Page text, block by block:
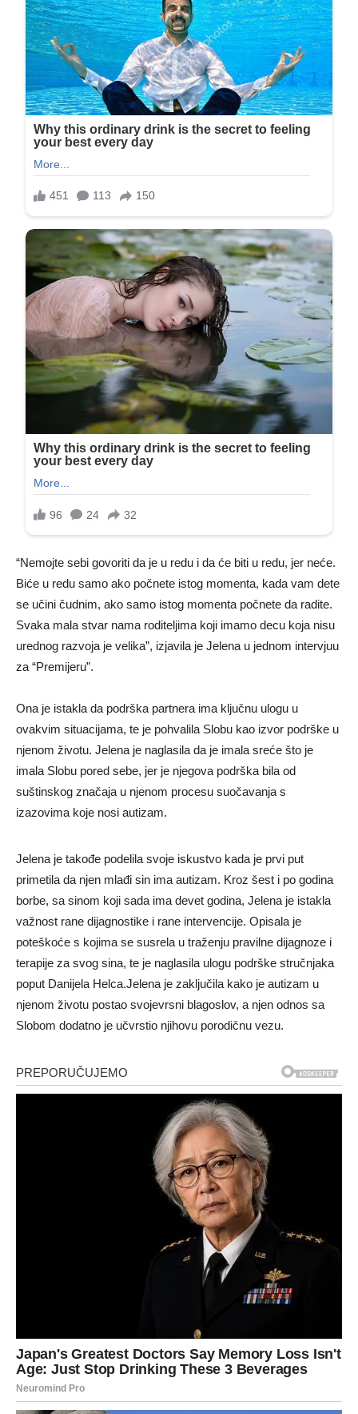
“Nemojte sebi govoriti da je u redu i da će biti u redu, jer neće.
Biće u redu samo ako počnete istog momenta, kada vam dete
se učini čudnim, ako samo istog momenta počnete da radite.
Svaka mala stvar nama roditeljima koji imamo decu koja nisu
urednog razvoja je velika”, izjavila je Jelena u jednom intervjuu
za “Premijeru”.
Ona je istakla da podrška partnera ima ključnu ulogu u
ovakvim situacijama, te je pohvalila Slobu kao izvor podrške u
njenom životu. Jelena je naglasila da je imala sreće što je
imala Slobu pored sebe, jer je njegova podrška bila od
suštinskog značaja u njenom procesu suočavanja s
izazovima koje nosi autizam.
Jelena je takođe podelila svoje iskustvo kada je prvi put
primetila da njen mlađi sin ima autizam. Kroz šest i po godina
borbe, sa sinom koji sada ima devet godina, Jelena je istakla
važnost rane dijagnostike i rane intervencije. Opisala je
poteškoće s kojima se susrela u traženju pravilne dijagnoze i
terapije za svog sina, te je naglasila ulogu podrške stručnjaka
poput Danijela Helca.Jelena je zaključila kako je autizam u
njenom životu postao svojevrsni blagoslov, a njen odnos sa
Slobom dodatno je učvrstio njihovu porodičnu vezu.